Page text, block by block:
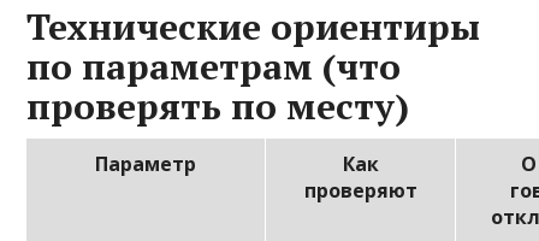
Технические ориентиры
по параметрам (что
проверять по месту)
Параметр
Как
проверяют